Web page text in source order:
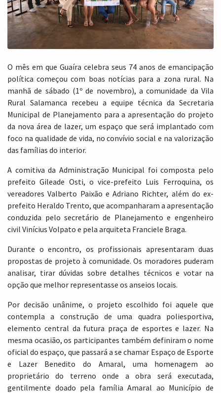
O mês em que Guaíra celebra seus 74 anos de emancipação
política começou com boas notícias para a zona rural. Na
manhã de sábado (1º de novembro), a comunidade da Vila
Rural Salamanca recebeu a equipe técnica da Secretaria
Municipal de Planejamento para a apresentação do projeto
da nova área de lazer, um espaço que será implantado com
foco na qualidade de vida, no convívio social e na valorização
das famílias do interior.
A comitiva da Administração Municipal foi composta pelo
prefeito Gileade Osti, o vice-prefeito Luis Ferroquina, os
vereadores Valberto Paixão e Adriano Richter, além do ex-
prefeito Heraldo Trento, que acompanharam a apresentação
conduzida pelo secretário de Planejamento e engenheiro
civil Vinícius Volpato e pela arquiteta Franciele Braga.
Durante o encontro, os profissionais apresentaram duas
propostas de projeto à comunidade. Os moradores puderam
analisar, tirar dúvidas sobre detalhes técnicos e votar na
opção que melhor representasse os anseios locais.
Por decisão unânime, o projeto escolhido foi aquele que
contempla a construção de uma quadra poliesportiva,
elemento central da futura praça de esportes e lazer. Na
mesma ocasião, os participantes também definiram o nome
oficial do espaço, que passará a se chamar Espaço de Esporte
e Lazer Benedito do Amaral, uma homenagem ao
proprietário do terreno onde a obra será executada,
gentilmente doado pela família Amaral ao Município de